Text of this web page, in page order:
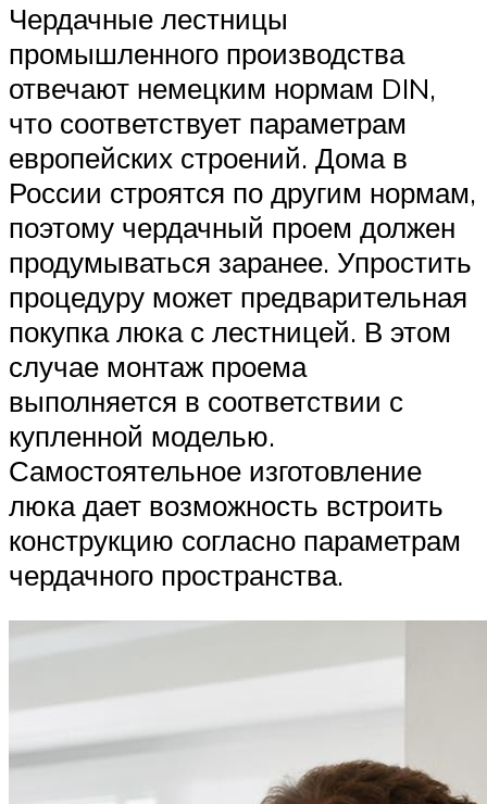
Чердачные лестницы
промышленного производства
отвечают немецким нормам DIN,
что соответствует параметрам
европейских строений. Дома в
России строятся по другим нормам,
поэтому чердачный проем должен
продумываться заранее. Упростить
процедуру может предварительная
покупка люка с лестницей. В этом
случае монтаж проема
выполняется в соответствии с
купленной моделью.
Самостоятельное изготовление
люка дает возможность встроить
конструкцию согласно параметрам
чердачного пространства.